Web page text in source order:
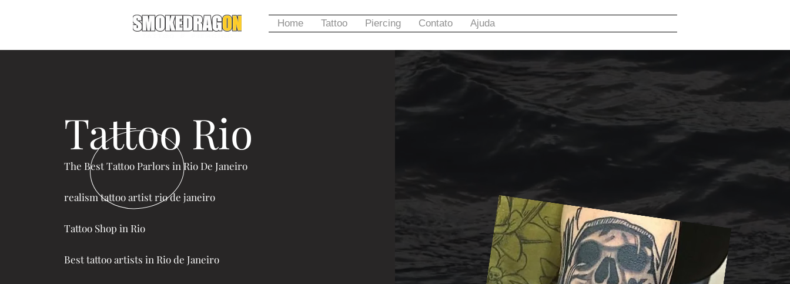
Home Tattoo Piercing Contato Ajuda
Tattoo Rio
The Best Tattoo Parlors in Rio De Janeiro
realism tattoo artist rio de janeiro
Tattoo Shop in Rio
Best tattoo artists in Rio de Janeiro